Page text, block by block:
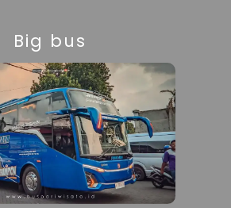
Big bus